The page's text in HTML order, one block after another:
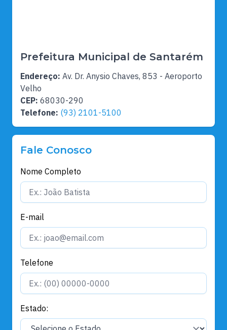
Prefeitura Municipal de Santarém
Endereço: Av. Dr. Anysio Chaves, 853 - Aeroporto
Velho
CEP: 68030-290
Telefone: (93) 2101-5100
Fale Conosco
Nome Completo
E-mail
Telefone
Estado: